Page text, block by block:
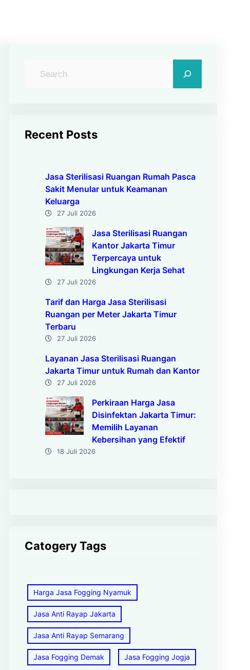
Recent Posts
Jasa Sterilisasi Ruangan Rumah Pasca
Sakit Menular untuk Keamanan
Keluarga
27 Juli 2026
Jasa Sterilisasi Ruangan
Kantor Jakarta Timur
Terpercaya untuk
Lingkungan Kerja Sehat
27 Juli 2026
Tarif dan Harga Jasa Sterilisasi
Ruangan per Meter Jakarta Timur
Terbaru
27 Juli 2026
Layanan Jasa Sterilisasi Ruangan
Jakarta Timur untuk Rumah dan Kantor
27 Juli 2026
Perkiraan Harga Jasa
Disinfektan Jakarta Timur:
Memilih Layanan
Kebersihan yang Efektif
18 Juli 2026
Catogery Tags
Harga Jasa Fogging Nyamuk
Jasa Anti Rayap Jakarta
Jasa Anti Rayap Semarang
Jasa Fogging Demak Jasa Fogging Jogja